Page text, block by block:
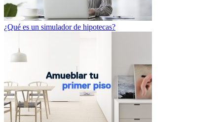
¿Qué es un simulador de hipotecas?